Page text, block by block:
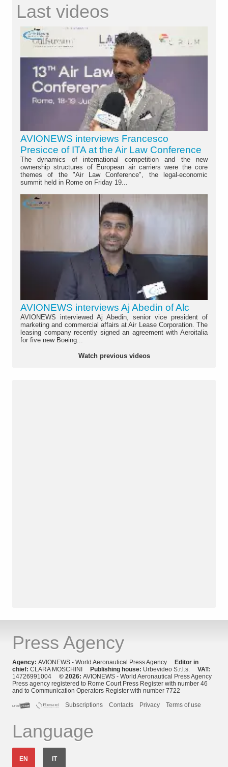
Last videos
AVIONEWS interviews Francesco
Presicce of ITA at the Air Law Conference
The dynamics of international competition and the new
ownership structures of European air carriers were the core
themes of the "Air Law Conference", the legal-economic
summit held in Rome on Friday 19...
AVIONEWS interviews Aj Abedin of Alc
AVIONEWS interviewed Aj Abedin, senior vice president of
marketing and commercial affairs at Air Lease Corporation. The
leasing company recently signed an agreement with Aeroitalia
for five new Boeing...
Watch previous videos
Press Agency
Agency: AVIONEWS - World Aeronautical Press Agency
Editor in
chief: CLARA MOSCHINI Publishing house: Urbevideo S.r.l.s. VAT:
14726991004 © 2026: AVIONEWS - World Aeronautical Press Agency
Press agency registered to Rome Court Press Register with number 46
and to Communication Operators Register with number 7722
Subscriptions
Contacts Privacy Terms of use
Language
EN IT